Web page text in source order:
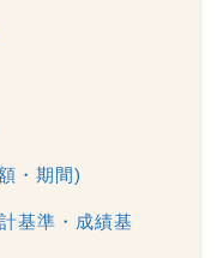
・期間)
基準・成績基